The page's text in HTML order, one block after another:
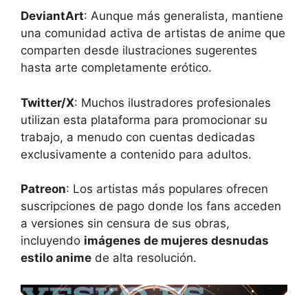
DeviantArt: Aunque más generalista, mantiene
una comunidad activa de artistas de anime que
comparten desde ilustraciones sugerentes
hasta arte completamente erótico.
Twitter/X: Muchos ilustradores profesionales
utilizan esta plataforma para promocionar su
trabajo, a menudo con cuentas dedicadas
exclusivamente a contenido para adultos.
Patreon: Los artistas más populares ofrecen
suscripciones de pago donde los fans acceden
a versiones sin censura de sus obras,
incluyendo imágenes de mujeres desnudas
estilo anime de alta resolución.